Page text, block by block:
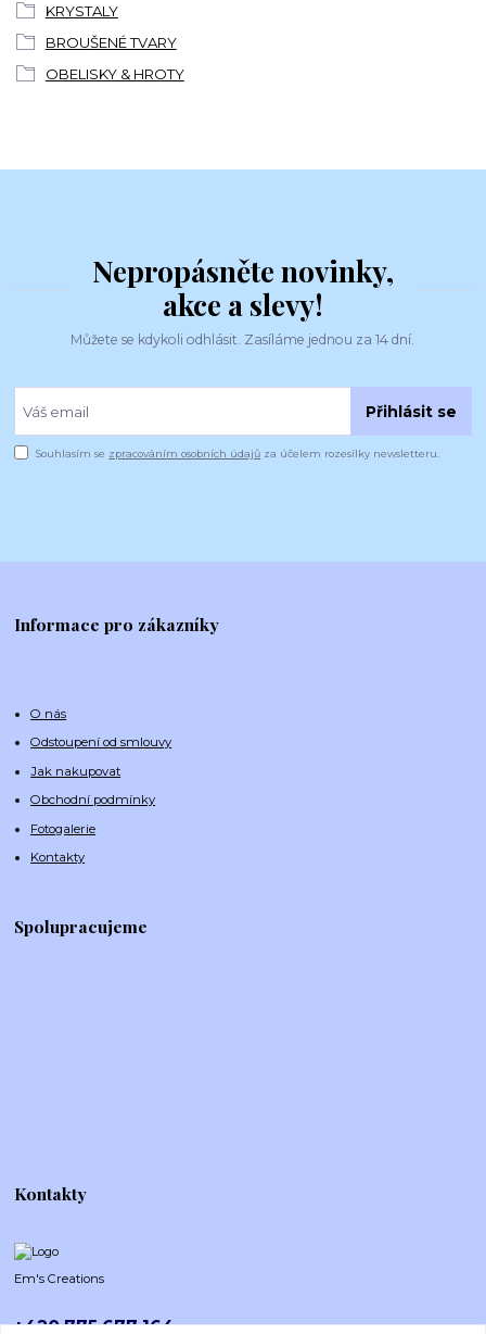
KRYSTALY
BROUŠENÉ TVARY
OBELISKY & HROTY
Nepropásněte novinky,
akce a slevy!
Můžete se kdykoli odhlásit. Zasíláme jednou za 14 dní.
Přihlásit se
Souhlasím se zpracováním osobních údajů za účelem rozesílky newsletteru.
Informace pro zákazníky
O nás
Odstoupení od smlouvy
Jak nakupovat
Obchodní podmínky
Fotogalerie
Kontakty
Spolupracujeme
Kontakty
Em's Creations
+420 775 677 164